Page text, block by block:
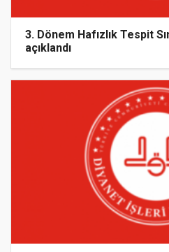
3. Dönem Hafızlık Tespit
açıklandı